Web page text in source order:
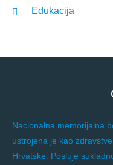
Edukacija
Nacionalna memorijalna
ustrojena je kao
Hrvatske. Posluje